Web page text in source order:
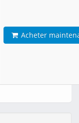
Acheter